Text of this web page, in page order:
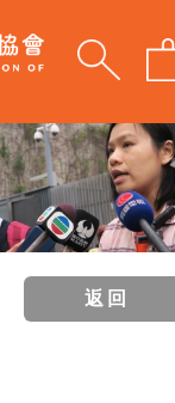
返回